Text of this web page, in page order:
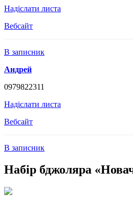
Надіслати листа
Вебсайт
В записник
Андрей
0979822311
Надіслати листа
Вебсайт
В записник
Набір бджоляра